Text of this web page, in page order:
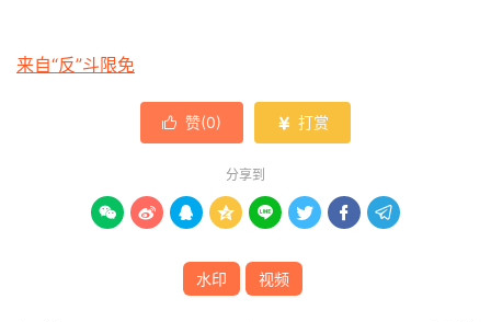
来自“反”斗限免
 赞(0)  打赏
分享到
       
水印 视频